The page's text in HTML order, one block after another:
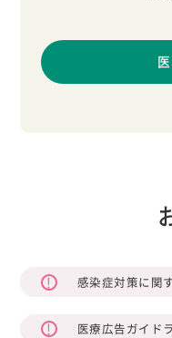
感染症対策に関
医療広告ガイド